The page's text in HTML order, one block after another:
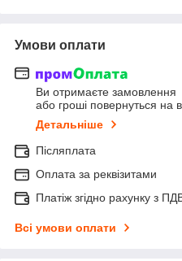
Умови оплати
Ви отримаєте замовлення
або гроші повернуться на
Детальніше
Післяплата
Оплата за реквізитами
Платіж згідно рахунку з
Всі умови оплати